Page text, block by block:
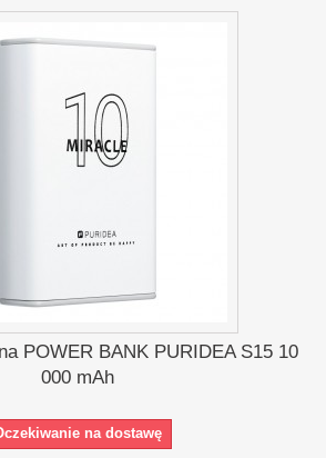
POWER BANK PURIDEA S15 10
000 mAh
na dostawę